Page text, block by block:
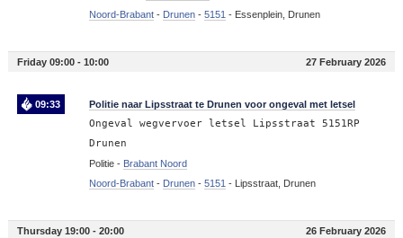
Noord-Brabant- Drunen- 5151 - Essenplein, Drunen
Friday 09:00 - 10:00 27 February 2026
09:33 Politie naar Lipsstraat te Drunen voor ongeval met letsel
Ongeval wegvervoer letsel Lipsstraat 5151RP
Drunen
Politie - Brabant Noord
Noord-Brabant- Drunen- 5151 - Lipsstraat, Drunen
Thursday 19:00 - 20:00 26 February 2026